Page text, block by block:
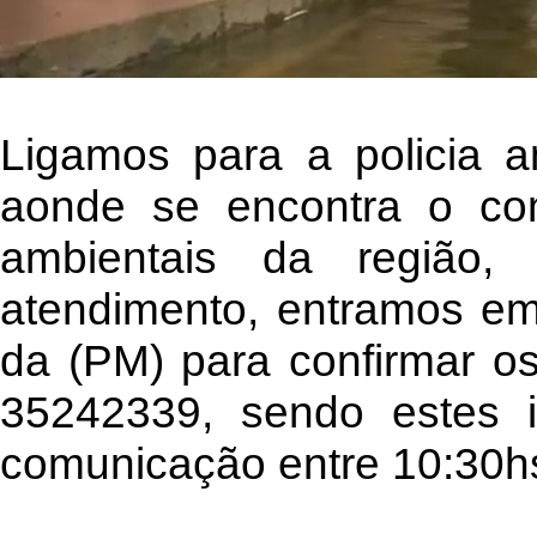
Ligamos para a policia
aonde se encontra o
ambientais da
atendimento, entramos
da (PM) para confirmar
35242339, sendo estes
comunicação entre